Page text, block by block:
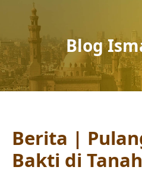
Blog
Berita |
Bakti di